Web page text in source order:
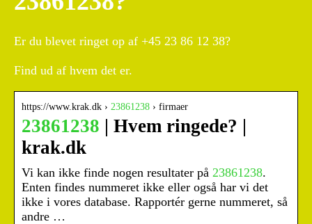
Er du blevet ringet op af +45 23 86 12 38?
Find ud af hvem det er.
https://www.krak.dk › 23861238 › firmaer
23861238 | Hvem ringede? |
krak.dk
Vi kan ikke finde nogen resultater på 23861238.
Enten findes nummeret ikke eller også har vi det
ikke i vores database. Rapportér gerne nummeret, så
andre …